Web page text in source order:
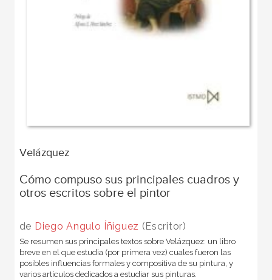
Velázquez
Cómo compuso sus principales cuadros y
otros escritos sobre el pintor
de Diego Angulo Íñiguez (Escritor)
Se resumen sus principales textos sobre Velázquez: un libro
breve en el que estudia (por primera vez) cuales fueron las
posibles influencias formales y compositiva de su pintura, y
varios artículos dedicados a estudiar sus pinturas.